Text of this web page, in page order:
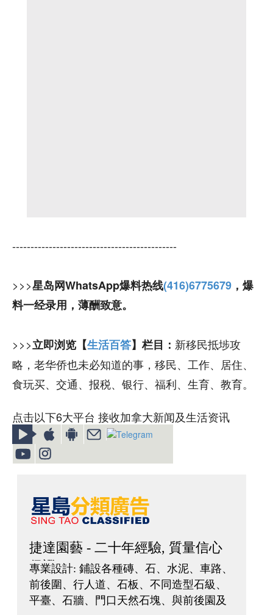
---------------------------------------------
>>>星岛网WhatsApp爆料热线(416)6775679 ，爆
料一经录用，薄酬致意。
>>>立即浏览【生活百答】栏目： 新移民抵埗攻
略，老华侨也未必知道的事，移民、工作、居住、
食玩买、交通、报税、银行、福利、生育、教育。
点击以下6大平台 接收加拿大新闻及生活资讯